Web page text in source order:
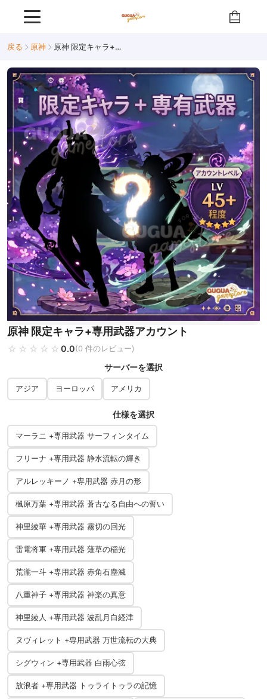
戻る 原神 原神 限定キャラ+専用武器アカウント
原神 限定キャラ+専用武器アカウント
☆☆☆☆☆
★★★★★ 0.0(0 件のレビュー)
サーバーを選択
アジア ヨーロッパ アメリカ
仕様を選択
マーラニ +専用武器 サーフィンタイム
フリーナ +専用武器 静水流転の輝き
アルレッキーノ +専用武器 赤月の形
楓原万葉 +専用武器 蒼古なる自由への誓い
神里綾華 +専用武器 霧切の回光
雷電将軍 +専用武器 薙草の稲光
荒瀧一斗 +専用武器 赤角石塵滅
八重神子 +専用武器 神楽の真意
神里綾人 +専用武器 波乱月白経津
ヌヴィレット +専用武器 万世流転の大典
シグウィン +専用武器 白雨心弦
放浪者 +専用武器 トゥライトゥラの記憶